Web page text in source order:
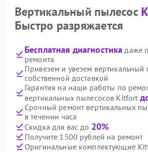
Вертикальный пылесос
Быстро разряжается
Бесплатная диагностика даже
ремонта
Привезем и увезем
собственной доставкой
Гарантия на наши работы по
вертикальных пылесосов Kitfort
Срочный ремонт вертикальных
в течении часа
Скидка для вас до 20%
Получите 1500 рублей на ремонт
Оригинальные комплектующие